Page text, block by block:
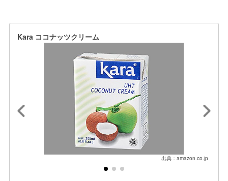
Kara ココナッツクリーム
出典：amazon.co.jp